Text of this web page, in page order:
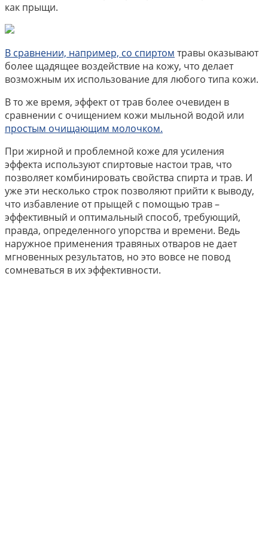
как прыщи.
В сравнении, например, со спиртом травы оказывают
более щадящее воздействие на кожу, что делает
возможным их использование для любого типа кожи.
В то же время, эффект от трав более очевиден в
сравнении с очищением кожи мыльной водой или
простым очищающим молочком.
При жирной и проблемной коже для усиления
эффекта используют спиртовые настои трав, что
позволяет комбинировать свойства спирта и трав. И
уже эти несколько строк позволяют прийти к выводу,
что избавление от прыщей с помощью трав –
эффективный и оптимальный способ, требующий,
правда, определенного упорства и времени. Ведь
наружное применения травяных отваров не дает
мгновенных результатов, но это вовсе не повод
сомневаться в их эффективности.